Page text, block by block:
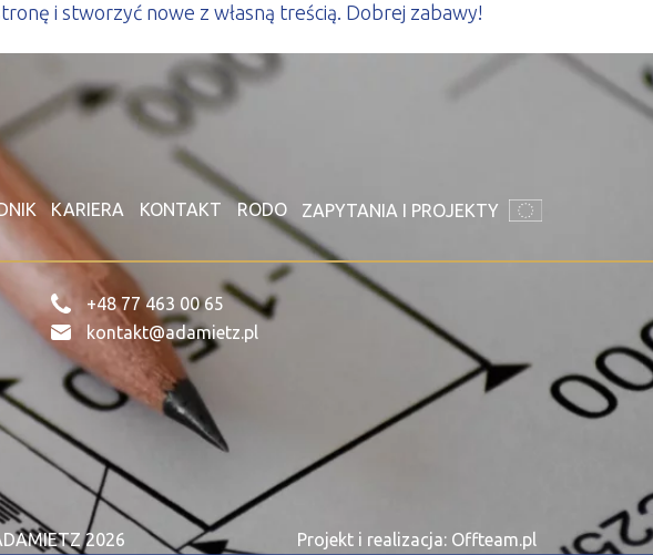
i stworzyć nowe z własną treścią. Dobrej zabawy!
KARIERA KONTAKT RODO ZAPYTANIA I PROJEKTY
+48 77 463 00 65
kontakt@adamietz.pl
2026 Projekt i realizacja: Offteam.pl